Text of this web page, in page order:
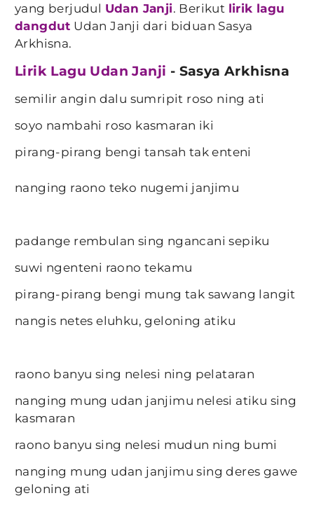
yang berjudul Udan Janji. Berikut lirik lagu
dangdut Udan Janji dari biduan Sasya
Arkhisna.
Lirik Lagu Udan Janji - Sasya Arkhisna
semilir angin dalu sumripit roso ning ati
soyo nambahi roso kasmaran iki
pirang-pirang bengi tansah tak enteni
nanging raono teko nugemi janjimu
padange rembulan sing ngancani sepiku
suwi ngenteni raono tekamu
pirang-pirang bengi mung tak sawang langit
nangis netes eluhku, geloning atiku
raono banyu sing nelesi ning pelataran
nanging mung udan janjimu nelesi atiku sing
kasmaran
raono banyu sing nelesi mudun ning bumi
nanging mung udan janjimu sing deres gawe
geloning ati